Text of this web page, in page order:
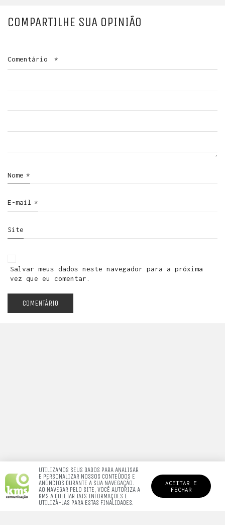
COMPARTILHE SUA OPINIÃO
Comentário *
Nome *
E-mail *
Site
Salvar meus dados neste navegador para a próxima
vez que eu comentar.
QUEM SOMOS.
UTILIZAMOS SEUS DADOS PARA ANALISAR
E PERSONALIZAR NOSSOS CONTEÚDOS E
ANÚNCIOS DURANTE A SUA NAVEGAÇÃO.
AO NAVEGAR PELO SITE, VOCÊ AUTORIZA A
KMS A COLETAR TAIS INFORMAÇÕES E
UTILIZÁ-LAS PARA ESTAS FINALIDADES.
ACEITAR E
FECHAR